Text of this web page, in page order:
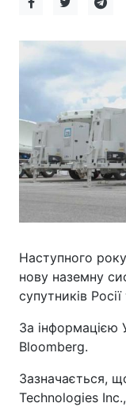
Наступного
нову наземну
супутників
За
Bloomberg.
Зазначається,
Technologies